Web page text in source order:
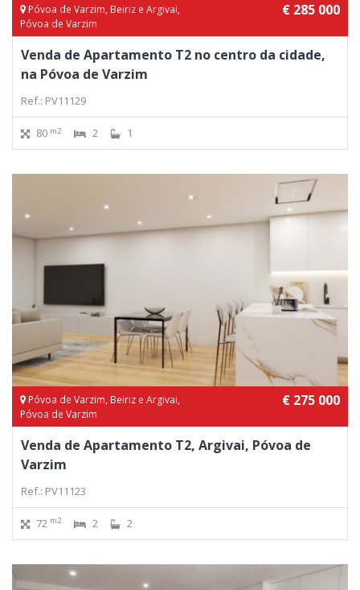
Póvoa de Varzim, Beiriz e Argivai,
Póvoa de Varzim
€ 285 000
Venda de Apartamento T2 no centro da cidade,
na Póvoa de Varzim
Ref.: PV11129
80 m2 2 1
Póvoa de Varzim, Beiriz e Argivai,
Póvoa de Varzim
€ 275 000
Venda de Apartamento T2, Argivai, Póvoa de
Varzim
Ref.: PV11123
72 m2 2 2